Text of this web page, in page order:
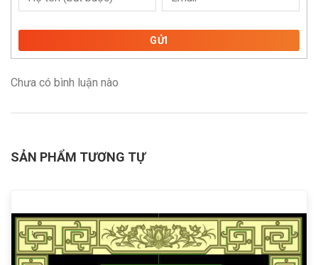
GỬI
Chưa có bình luận nào
SẢN PHẨM TƯƠNG TỰ